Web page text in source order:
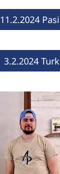
11.2.2024
3.2.2024